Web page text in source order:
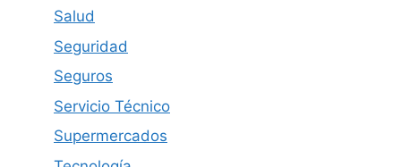
Salud
Seguridad
Seguros
Servicio Técnico
Supermercados